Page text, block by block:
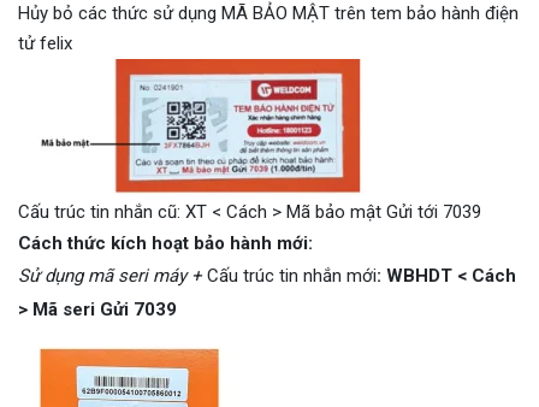
Hủy bỏ các thức sử dụng MÃ BẢO MẬT trên tem bảo hành điện
tử felix
Cấu trúc tin nhắn cũ: XT < Cách > Mã bảo mật Gửi tới 7039
Cách thức kích hoạt bảo hành mới:
Sử dụng mã seri máy +Cấu trúc tin nhắn mới: WBHDT < Cách
> Mã seri Gửi 7039